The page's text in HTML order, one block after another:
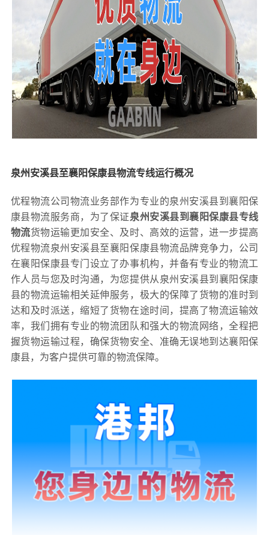
泉州安溪县至襄阳保康县物流专线运行概况
优程物流公司物流业务部作为专业的泉州安溪县到襄阳保
康县物流服务商，为了保证泉州安溪县到襄阳保康县专线
物流货物运输更加安全、及时、高效的运营，进一步提高
优程物流泉州安溪县至襄阳保康县物流品牌竞争力，公司
在襄阳保康县专门设立了办事机构，并备有专业的物流工
作人员与您及时沟通，为您提供从泉州安溪县到襄阳保康
县的物流运输相关延伸服务，极大的保障了货物的准时到
达和及时派送，缩短了货物在途时间，提高了物流运输效
率，我们拥有专业的物流团队和强大的物流网络，全程把
握货物运输过程，确保货物安全、准确无误地到达襄阳保
康县，为客户提供可靠的物流保障。